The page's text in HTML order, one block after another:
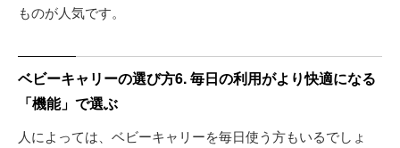
ものが人気です。
ベビーキャリーの選び方6. 毎日の利用がより快適になる
「機能」で選ぶ
人によっては、ベビーキャリーを毎日使う方もいるでしょ